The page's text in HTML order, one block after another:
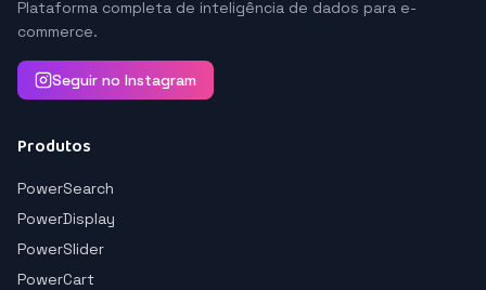
Plataforma completa de inteligência de dados para e-
commerce.
Seguir no Instagram
Produtos
PowerSearch
PowerDisplay
PowerSlider
PowerCart